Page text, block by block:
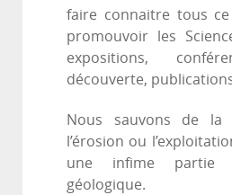
faire connaitre tous
promouvoir les
expositions,
découverte,
Nous sauvons de la
l’érosion ou
une infime partie
géologique.